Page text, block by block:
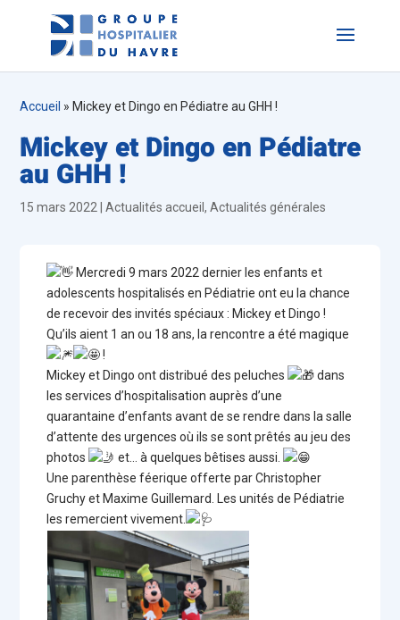
Accueil » Mickey et Dingo en Pédiatre au GHH !
Mickey et Dingo en Pédiatre
au GHH !
15 mars 2022 |Actualités accueil,Actualités générales
Mercredi 9 mars 2022 dernier les enfants et
adolescents hospitalisés en Pédiatrie ont eu la chance
de recevoir des invités spéciaux : Mickey et Dingo !
Qu’ils aient 1 an ou 18 ans, la rencontre a été magique
!
Mickey et Dingo ont distribué des peluches
dans
les services d’hospitalisation auprès d’une
quarantaine d’enfants avant de se rendre dans la salle
d’attente des urgences où ils se sont prêtés au jeu des
photos
et… à quelques bêtises aussi.
Une parenthèse féerique offerte par Christopher
Gruchy et Maxime Guillemard. Les unités de Pédiatrie
les remercient vivement.